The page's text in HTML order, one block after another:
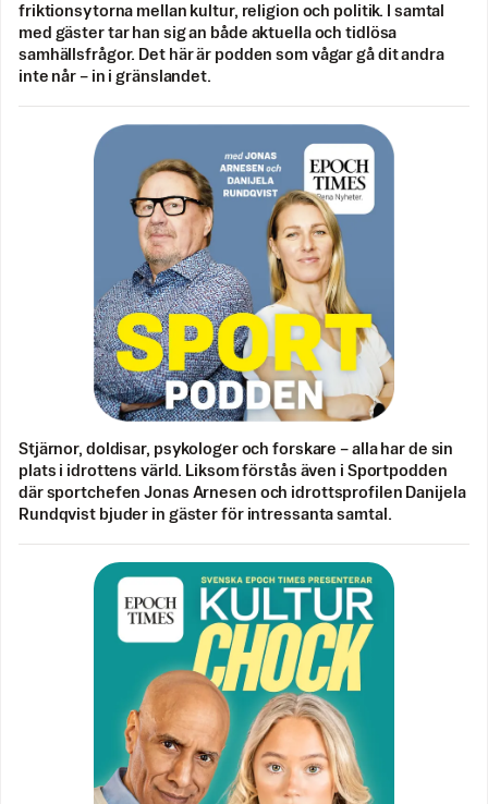
friktionsytorna mellan kultur, religion och politik. I samtal
med gäster tar han sig an både aktuella och tidlösa
samhällsfrågor. Det här är podden som vågar gå dit andra
inte når – in i gränslandet.
Stjärnor, doldisar, psykologer och forskare – alla har de sin
plats i idrottens värld. Liksom förstås även i Sportpodden
där sportchefen Jonas Arnesen och idrottsprofilen Danijela
Rundqvist bjuder in gäster för intressanta samtal.